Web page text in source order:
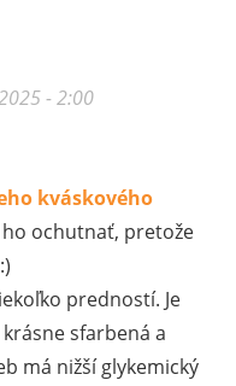
- 2:00
kváskového
ho ochutnať, pretože
predností. Je
sfarbená a
má nižší glykemický